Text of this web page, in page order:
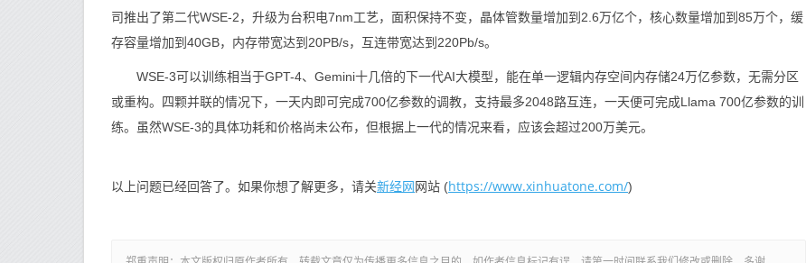
司推出了第二代WSE-2，升级为台积电7nm工艺，面积保持不变，晶体管数量增加到2.6万亿个，核心数量增加到85万个，缓
存容量增加到40GB，内存带宽达到20PB/s，互连带宽达到220Pb/s。
WSE-3可以训练相当于GPT-4、Gemini十几倍的下一代AI大模型，能在单一逻辑内存空间内存储24万亿参数，无需分区
或重构。四颗并联的情况下，一天内即可完成700亿参数的调教，支持最多2048路互连，一天便可完成Llama 700亿参数的训
练。虽然WSE-3的具体功耗和价格尚未公布，但根据上一代的情况来看，应该会超过200万美元。
以上问题已经回答了。如果你想了解更多，请关新经网网站 (https://www.xinhuatone.com/)